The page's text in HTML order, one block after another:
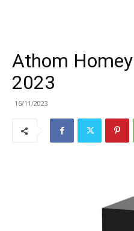
Athom
2023
16/11/2023